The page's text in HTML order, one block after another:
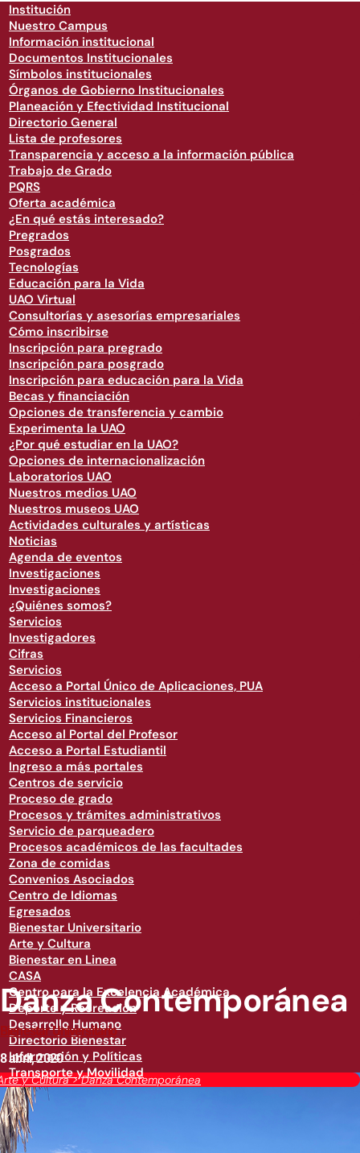
Institución
Nuestro Campus
Información institucional
Documentos Institucionales
Símbolos institucionales
Órganos de Gobierno Institucionales
Planeación y Efectividad Institucional
Directorio General
Lista de profesores
Transparencia y acceso a la información pública
Trabajo de Grado
PQRS
Oferta académica
¿En qué estás interesado?
Pregrados
Posgrados
Tecnologías
Educación para la Vida
UAO Virtual
Consultorías y asesorías empresariales
Cómo inscribirse
Inscripción para pregrado
Inscripción para posgrado
Inscripción para educación para la Vida
Becas y financiación
Opciones de transferencia y cambio
Experimenta la UAO
¿Por qué estudiar en la UAO?
Opciones de internacionalización
Laboratorios UAO
Nuestros medios UAO
Nuestros museos UAO
Actividades culturales y artísticas
Noticias
Agenda de eventos
Investigaciones
Investigaciones
¿Quiénes somos?
Servicios
Investigadores
Cifras
Servicios
Acceso a Portal Único de Aplicaciones, PUA
Servicios institucionales
Servicios Financieros
Acceso al Portal del Profesor
Acceso a Portal Estudiantil
Ingreso a más portales
Centros de servicio
Proceso de grado
Procesos y trámites administrativos
Servicio de parqueadero
Procesos académicos de las facultades
Zona de comidas
Convenios Asociados
Centro de Idiomas
Egresados
Bienestar Universitario
Arte y Cultura
Bienestar en Linea
CASA
Centro para la Excelencia Académica
Deporte y Recreación
Desarrollo Humano
Directorio Bienestar
Información y Políticas
Transporte y Movilidad
y Cultura>Danza Contemporánea
Danza Contemporánea
Bienestar Universitario
8 abril, 2020